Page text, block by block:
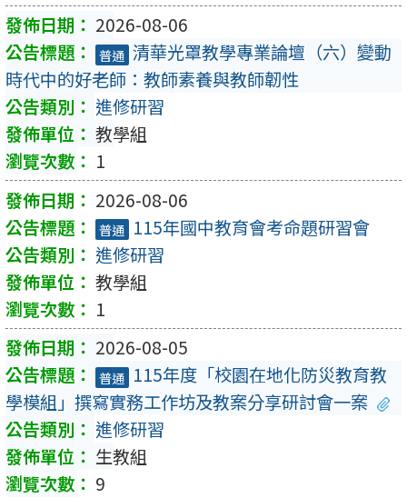
2026-08-06
普通 清華光罩教學專業論壇（六）變動
時代中的好老師：教師素養與教師韌性
進修研習
教學組
1
2026-08-06
普通 115年國中教育會考命題研習會
進修研習
教學組
1
2026-08-05
普通 115年度「校園在地化防災教育教
學模組」撰寫實務工作坊及教案分享研討會一案
進修研習
生教組
9